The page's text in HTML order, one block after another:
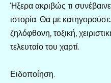
Ήξερα ακριβώς τι
ιστορία. Θα με
ζηλόφθονη, τοξική,
τελευταίο του χαρτί.
Ειδοποίηση.